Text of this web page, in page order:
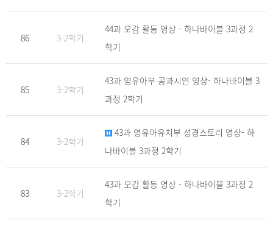
86 3-2학기
44과 오감 활동 영상 - 하나바이블 3과정 2
학기
85 3-2학기
43과 영유아부 공과시연 영상- 하나바이블 3
과정 2학기
84 3-2학기
43과 영유아유치부 성경스토리 영상- 하
나바이블 3과정 2학기
83 3-2학기
43과 오감 활동 영상 - 하나바이블 3과정 2
학기